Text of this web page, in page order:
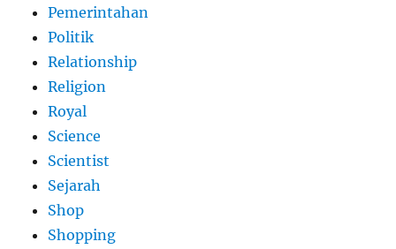
Pemerintahan
Politik
Relationship
Religion
Royal
Science
Scientist
Sejarah
Shop
Shopping